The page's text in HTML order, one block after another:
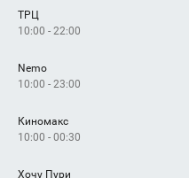
Как добраться
ТРЦ
10:00 - 22:00
Nemo
10:00 - 23:00
Киномакс
10:00 - 00:30
Хочу Пури